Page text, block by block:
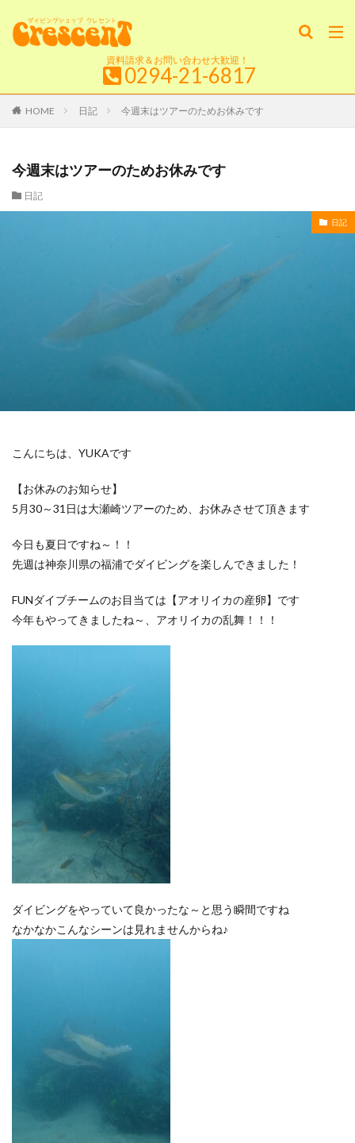
資料請求＆お問い合わせ大歓迎！
0294-21-6817
HOME 日記 今週末はツアーのためお休みです
今週末はツアーのためお休みです
日記
日記
こんにちは、YUKAです
【お休みのお知らせ】
5月30～31日は大瀬崎ツアーのため、お休みさせて頂きます
今日も夏日ですね～！！
先週は神奈川県の福浦でダイビングを楽しんできました！
FUNダイブチームのお目当ては【アオリイカの産卵】です
今年もやってきましたね～、アオリイカの乱舞！！！
ダイビングをやっていて良かったな～と思う瞬間ですね
なかなかこんなシーンは見れませんからね♪